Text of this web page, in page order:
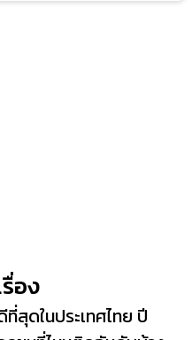
อง
สุดในประเทศไทย ปี